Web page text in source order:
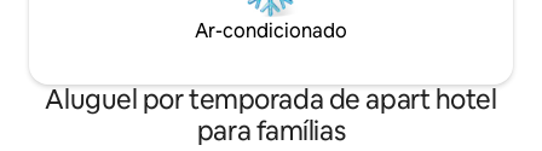
Ar-condicionado
Aluguel por temporada de apart hotel
para famílias